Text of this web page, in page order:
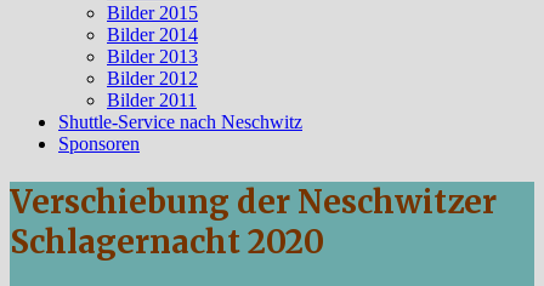
Bilder 2015
Bilder 2014
Bilder 2013
Bilder 2012
Bilder 2011
Shuttle-Service nach Neschwitz
Sponsoren
Verschiebung der Neschwitzer
Schlagernacht 2020